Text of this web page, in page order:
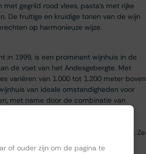
gegrild rood vlees, pasta's met rijke
De fruitige en kruidige tonen van de wijn
op harmonieuze wijze.
in 1999, is een prominent wijnhuis in de
de voet van het Andesgebergte. Met
variëren van 1.000 tot 1.200 meter boven
van ideale omstandigheden voor
met name door de combinatie van
Séptima maakt gebruik van
vakmanschap om wijnen te
van de Argentijnse terroirs vastleggen. Ze
productiemethoden en hun
of ouder zijn om de pagina te